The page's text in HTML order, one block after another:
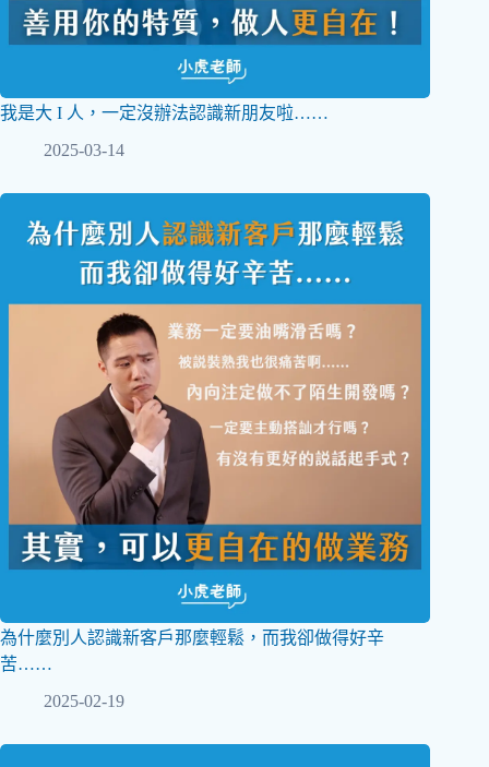
我是大 I 人，一定沒辦法認識新朋友啦……
2025-03-14
為什麼別人認識新客戶那麼輕鬆，而我卻做得好辛
苦……
2025-02-19